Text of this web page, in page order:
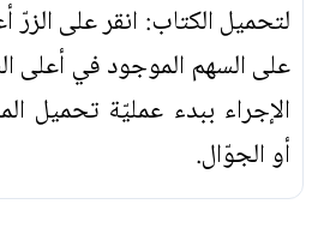
لتحميل الكتاب: انقر على الزرّ
على السهم الموجود في أعلى
الإجراء ببدء عمليّة تحميل
أو الجوّال.